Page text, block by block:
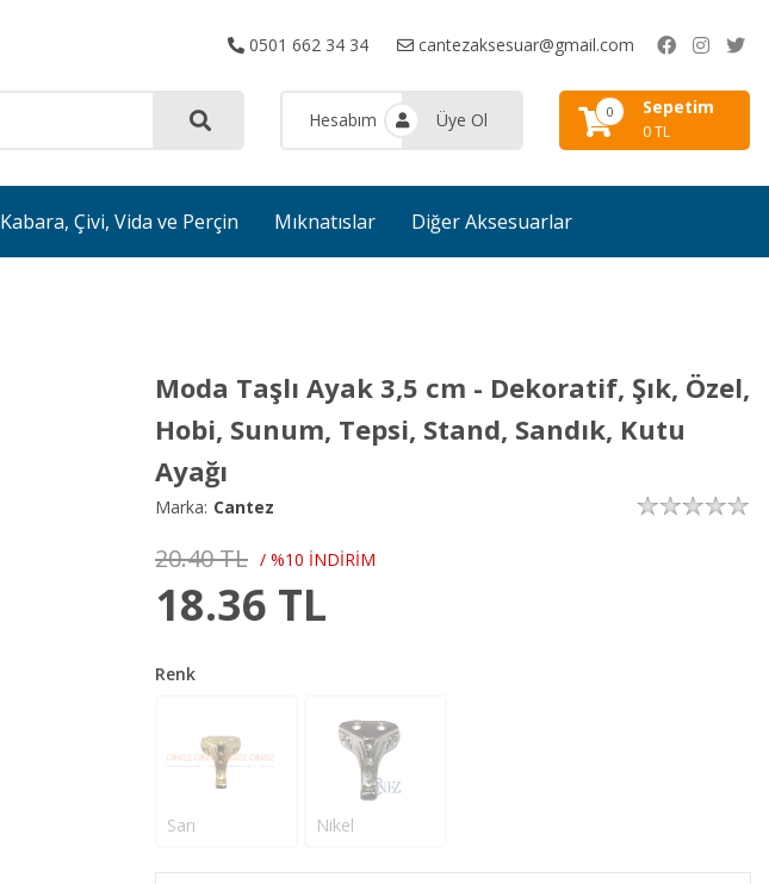
0501 662 34 34 cantezaksesuar@gmail.com
Hesabım Üye Ol 0 Sepetim
0 TL
Kabara, Çivi, Vida ve Perçin Mıknatıslar Diğer Aksesuarlar
Moda Taşlı Ayak 3,5 cm - Dekoratif, Şık, Özel,
Hobi, Sunum, Tepsi, Stand, Sandık, Kutu
Ayağı
Marka: Cantez
20.40 TL / %10 İNDİRİM
18.36 TL
Renk
Sarı Nikel